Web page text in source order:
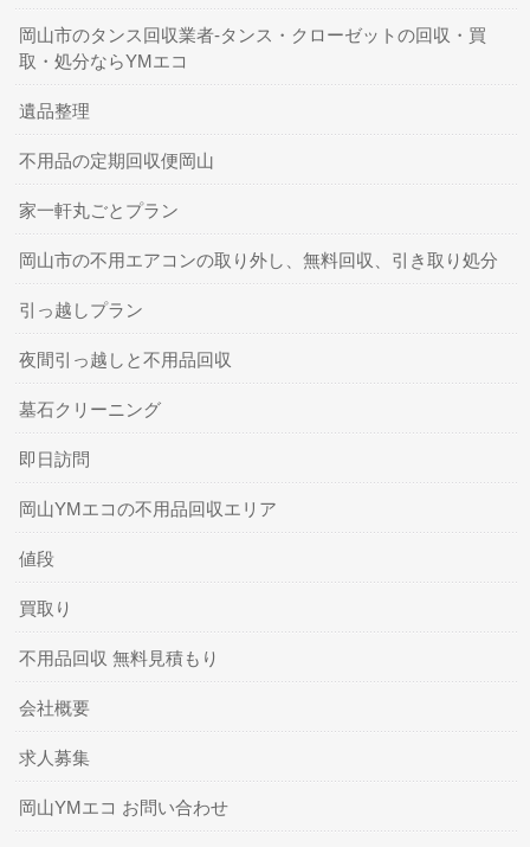
岡山市のタンス回収業者-タンス・クローゼットの回収・買
取・処分ならYMエコ
遺品整理
不用品の定期回収便岡山
家一軒丸ごとプラン
岡山市の不用エアコンの取り外し、無料回収、引き取り処分
引っ越しプラン
夜間引っ越しと不用品回収
墓石クリーニング
即日訪問
岡山YMエコの不用品回収エリア
値段
買取り
不用品回収 無料見積もり
会社概要
求人募集
岡山YMエコ お問い合わせ